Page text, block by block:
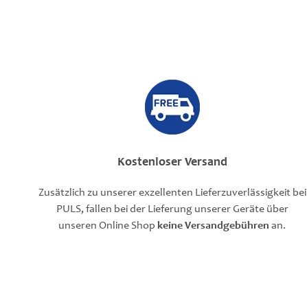
Kostenloser Versand
Zusätzlich zu unserer exzellenten Lieferzuverlässigkeit bei
PULS, fallen bei der Lieferung unserer Geräte über
unseren Online Shopkeine Versandgebühren an.